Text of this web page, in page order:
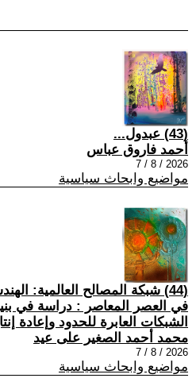
(43) عبدول...
أحمد فاروق عباس
2026 / 8 / 7
مواضيع وابحاث سياسية
(44) شبكة المصالح العالمية:
في العصر المعاصر : دراسة في
الشبكات العابرة للحدود وإعادة
محمد أحمد الصغير على عيد
2026 / 8 / 7
مواضيع وابحاث سياسية